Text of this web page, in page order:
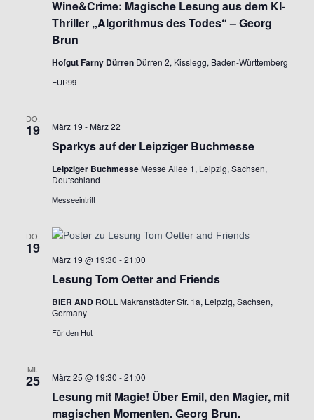
n
l
t
e
u
t
Wine&Crime: Magische Lesung aus dem KI-
Thriller „Algorithmus des Todes“ – Georg
Brun
Hofgut Farny Dürren Dürren 2, Kisslegg, Baden-Württemberg
EUR99
DO.
19
Sparkys auf der Leipziger Buchmesse
März 19 - März 22
Leipziger Buchmesse Messe Allee 1, Leipzig, Sachsen,
Deutschland
Messeeintritt
DO.
19
Lesung Tom Oetter and Friends
März 19 @ 19:30 -21:00
BIER AND ROLL Makranstädter Str. 1a, Leipzig, Sachsen,
Germany
Für den Hut
MI.
25
Lesung mit Magie! Über Emil, den Magier, mit
magischen Momenten. Georg Brun.
März 25 @ 19:30 -21:00